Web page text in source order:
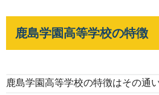
鹿島学園高等学校の特徴
鹿島学園高等学校の特徴はその通